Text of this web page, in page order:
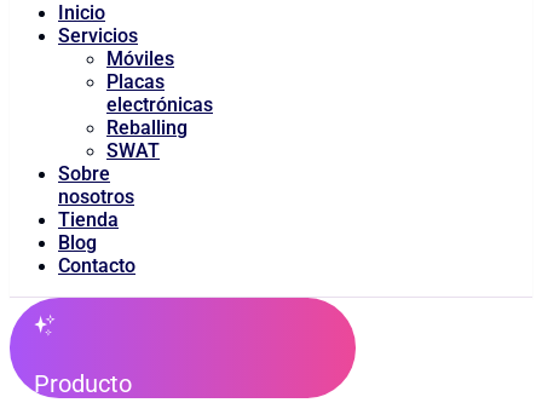
Inicio
Servicios
Móviles
Placas
electrónicas
Reballing
SWAT
Sobre
nosotros
Tienda
Blog
Contacto
Producto